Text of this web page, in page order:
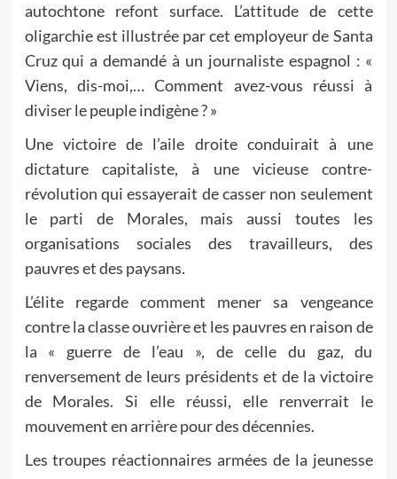
autochtone refont surface. L’attitude de cette
oligarchie est illustrée par cet employeur de Santa
Cruz qui a demandé à un journaliste espagnol : «
Viens, dis-moi,… Comment avez-vous réussi à
diviser le peuple indigène ? »
Une victoire de l’aile droite conduirait à une
dictature capitaliste, à une vicieuse contre-
révolution qui essayerait de casser non seulement
le parti de Morales, mais aussi toutes les
organisations sociales des travailleurs, des
pauvres et des paysans.
L’élite regarde comment mener sa vengeance
contre la classe ouvrière et les pauvres en raison de
la « guerre de l’eau », de celle du gaz, du
renversement de leurs présidents et de la victoire
de Morales. Si elle réussi, elle renverrait le
mouvement en arrière pour des décennies.
Les troupes réactionnaires armées de la jeunesse